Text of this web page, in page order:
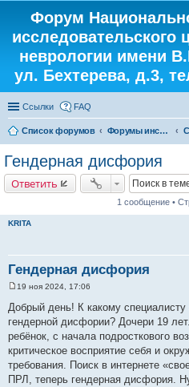
Форум
исследовательского
неврологии имени
ул. Бехтерева, д.3,
Ссылки FAQ
Список форумов Форумы института
Гендерная дисфория
Ответить
1 сообщение •
KRITA
Гендерная дисфория
о
б
щ
е
н
е
19 ноя 2024, 17:06
Добрый день! К какому специалисту
гендерной дисфории? Дочери 19
ребёнок, с начала подросткового
критическое восприятие себя и
требования. Поиск в интернете
ПРЛ, теперь гендерная дисфория.